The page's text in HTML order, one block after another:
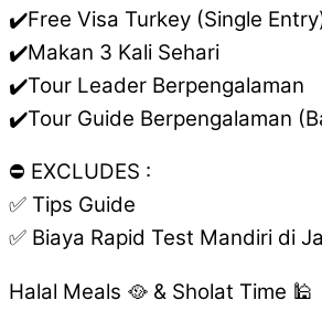
✔️Free Visa Turkey (Single
✔️Makan 3 Kali Sehari
✔️Tour Leader Berpengalaman
✔️Tour Guide Berpengalaman
⛔️ EXCLUDES :
✅ Tips Guide
✅ Biaya Rapid Test Mandiri di
Halal Meals 🥘 & Sholat Time 🕌